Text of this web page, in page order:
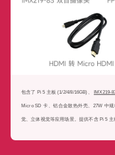
包含了 Pi 5 主板 (1/2/4/8/16GB)、 IMX219-
Micro SD 卡、铝合金散热外壳、27W 中
觉、立体视觉等应用场景。提供不含 Pi 5 主